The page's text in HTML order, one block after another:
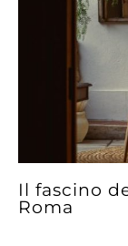
Il fascino
Roma